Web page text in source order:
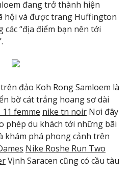
đang trở thành hiện
hội và được trang Huffington
“địa điểm bạn nên tới
đảo Koh Rong Samloem là
bờ cát trắng hoang sơ dài
femme nike tn noir Nơi đây
phép du khách tới những bãi
khám phá phong cảnh trên
Nike Roshe Run Two
Vịnh Saracen cũng có cầu tàu